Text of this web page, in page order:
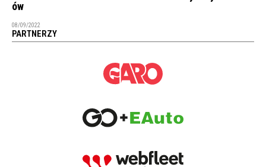
ów
08/09/2022
PARTNERZY